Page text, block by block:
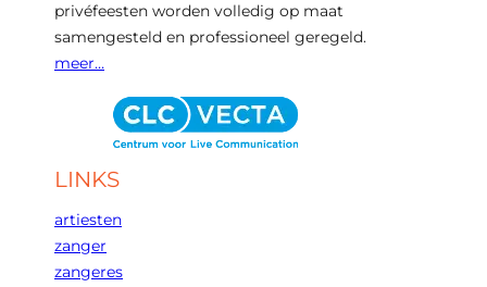
privéfeesten worden volledig op maat
samengesteld en professioneel geregeld.
meer…
LINKS
artiesten
zanger
zangeres